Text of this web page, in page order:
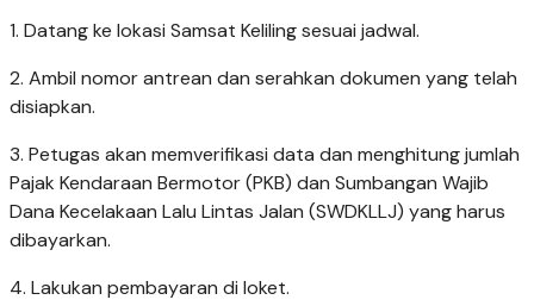
1. Datang ke lokasi Samsat Keliling sesuai jadwal.
2. Ambil nomor antrean dan serahkan dokumen yang telah
disiapkan.
3. Petugas akan memverifikasi data dan menghitung jumlah
Pajak Kendaraan Bermotor (PKB) dan Sumbangan Wajib
Dana Kecelakaan Lalu Lintas Jalan (SWDKLLJ) yang harus
dibayarkan.
4. Lakukan pembayaran di loket.